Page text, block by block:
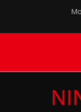
content